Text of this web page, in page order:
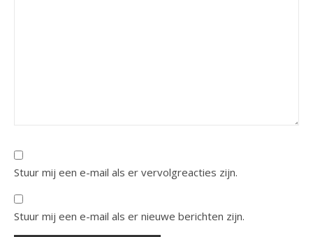
Stuur mij een e-mail als er vervolgreacties zijn.
Stuur mij een e-mail als er nieuwe berichten zijn.